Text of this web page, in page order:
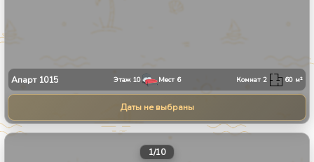
Апарт 1015 Этаж 10 Мест 6 Комнат2 60 м²
Даты не выбраны
1/10